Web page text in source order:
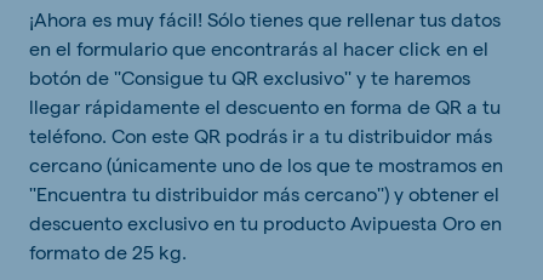
¡Ahora es muy fácil! Sólo tienes que rellenar tus datos
en el formulario que encontrarás al hacer click en el
botón de ''Consigue tu QR exclusivo'' y te haremos
llegar rápidamente el descuento en forma de QR a tu
teléfono. Con este QR podrás ir a tu distribuidor más
cercano (únicamente uno de los que te mostramos en
''Encuentra tu distribuidor más cercano'') y obtener el
descuento exclusivo en tu producto Avipuesta Oro en
formato de 25 kg.